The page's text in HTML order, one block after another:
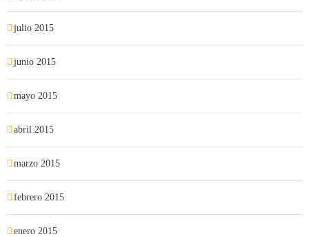
julio 2015
junio 2015
mayo 2015
abril 2015
marzo 2015
febrero 2015
enero 2015